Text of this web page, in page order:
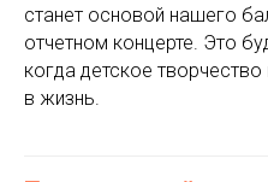
станет основой нашего
отчетном концерте. Это
когда детское творчество
в жизнь.